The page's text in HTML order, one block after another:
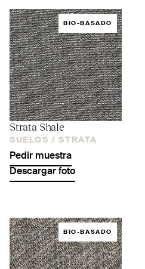
BIO-BASADO
Strata Shale
SUELOS / STRATA
Pedir muestra
Descargar foto
BIO-BASADO